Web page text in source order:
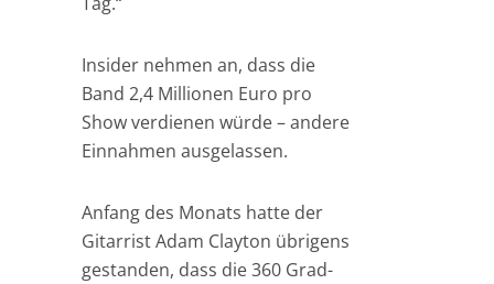
Insider nehmen an, dass die
Band 2,4 Millionen Euro pro
Show verdienen würde – andere
Einnahmen ausgelassen.
Anfang des Monats hatte der
Gitarrist Adam Clayton übrigens
gestanden, dass die 360 Grad-